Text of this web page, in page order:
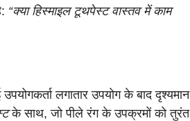
“क्या हिस्माइल टूथपेस्ट वास्तव में काम
लगातार उपयोग के बाद दृश्यमान
के साथ, जो पीले रंग के उपक्रमों को तुरंत